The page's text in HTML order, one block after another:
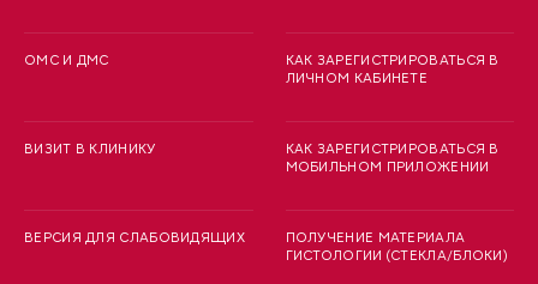
ОМС И ДМС
ВИЗИТ В КЛИНИКУ
ВЕРСИЯ ДЛЯ СЛАБОВИДЯЩИХ
КАК ЗАРЕГИСТРИРОВАТЬСЯ В
ЛИЧНОМ КАБИНЕТЕ
КАК ЗАРЕГИСТРИРОВАТЬСЯ В
МОБИЛЬНОМ ПРИЛОЖЕНИИ
ПОЛУЧЕНИЕ МАТЕРИАЛА
ГИСТОЛОГИИ (СТЕКЛА/БЛОКИ)